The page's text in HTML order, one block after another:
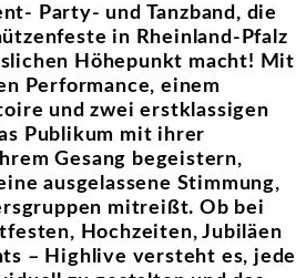
Party- und Tanzband, die
in Rheinland-Pfalz
Höhepunkt macht! Mit
Performance, einem
und zwei erstklassigen
Publikum mit ihrer
Gesang begeistern,
ausgelassene Stimmung,
mitreißt. Ob bei
Hochzeiten, Jubiläen
– Highlive versteht es, jede